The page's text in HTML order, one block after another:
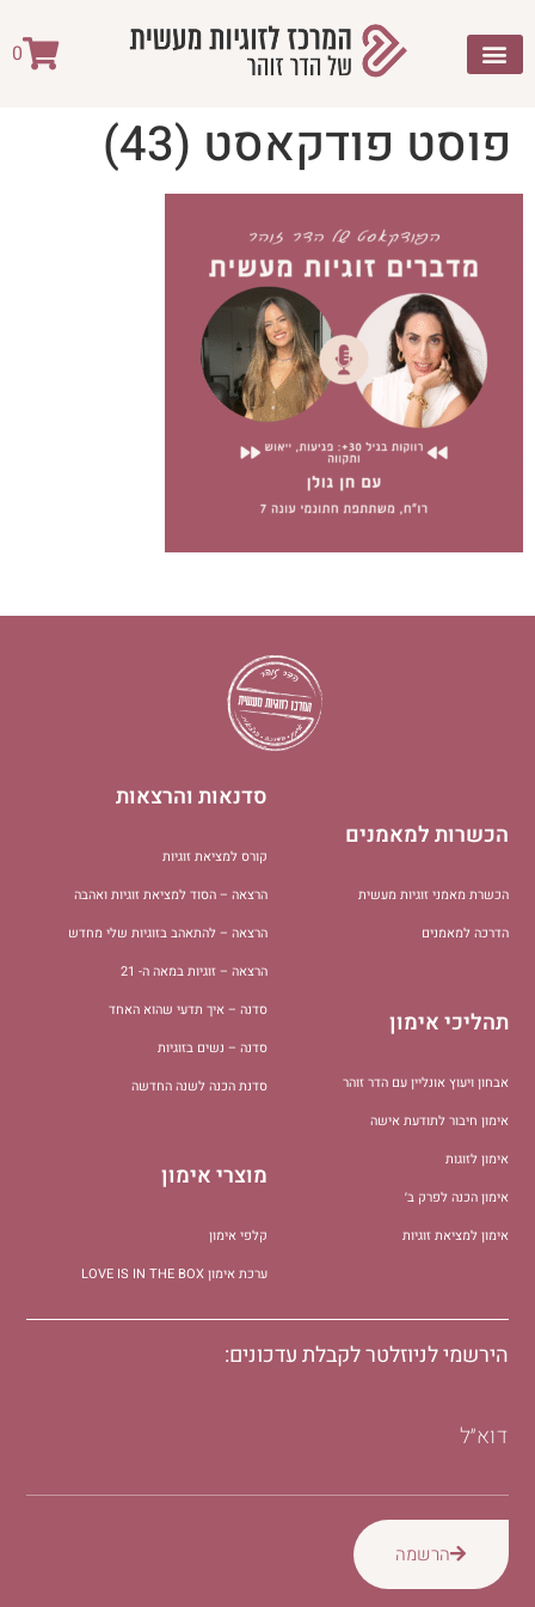
0
פוסט פודקאסט (43)
הכשרות למאמנים
הכשרת מאמני זוגיות מעשית
הדרכה למאמנים
תהליכי אימון
אבחון ויעוץ אונליין עם הדר זוהר
אימון חיבור לתודעת אישה
אימון לזוגות
אימון הכנה לפרק ב׳
אימון למציאת זוגיות
סדנאות והרצאות
קורס למציאת זוגיות
הרצאה – הסוד למציאת זוגיות ואהבה
הרצאה – להתאהב בזוגיות שלי מחדש
הרצאה – זוגיות במאה ה- 21
סדנה – איך תדעי שהוא האחד
סדנה – נשים בזוגיות
סדנת הכנה לשנה החדשה
מוצרי אימון
קלפי אימון
ערכת אימון LOVE IS IN THE BOX
הירשמי לניוזלטר לקבלת עדכונים:
דוא״ל
הרשמה